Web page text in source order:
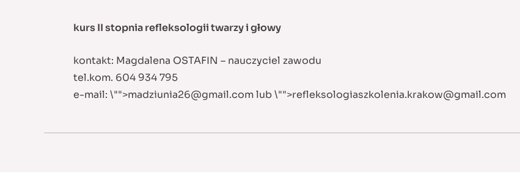
kurs II stopnia refleksologii twarzy i głowy
kontakt: Magdalena OSTAFIN – nauczyciel zawodu
tel.kom. 604 934 795
e-mail: \"">madziunia26@gmail.comlub\"">refleksologiaszkolenia.krakow@gmail.com